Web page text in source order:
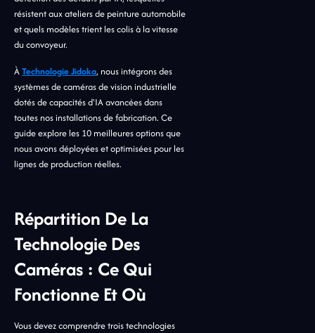
résistent aux ateliers de peinture automobile
et quels modèles trient les colis à la vitesse
du convoyeur.
ÀTechnologie Jidoka, nous intégrons des
systèmes de caméras de vision industrielle
dotés de capacités d'IA avancées dans
toutes nos installations de fabrication. Ce
guide explore les 10 meilleures options que
nous avons déployées et optimisées pour les
lignes de production réelles.
Répartition De La
Technologie Des
Caméras : Ce Qui
Fonctionne Et Où
Vous devez comprendre trois technologies